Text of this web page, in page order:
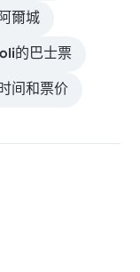
爾城
的巴士票
间和票价